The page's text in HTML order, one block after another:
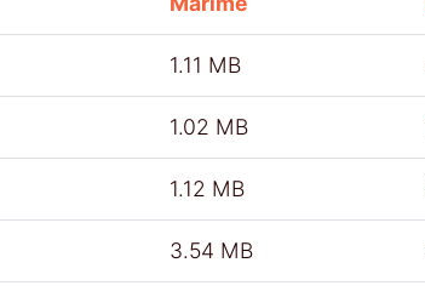
1.11 MB
1.02 MB
1.12 MB
3.54 MB